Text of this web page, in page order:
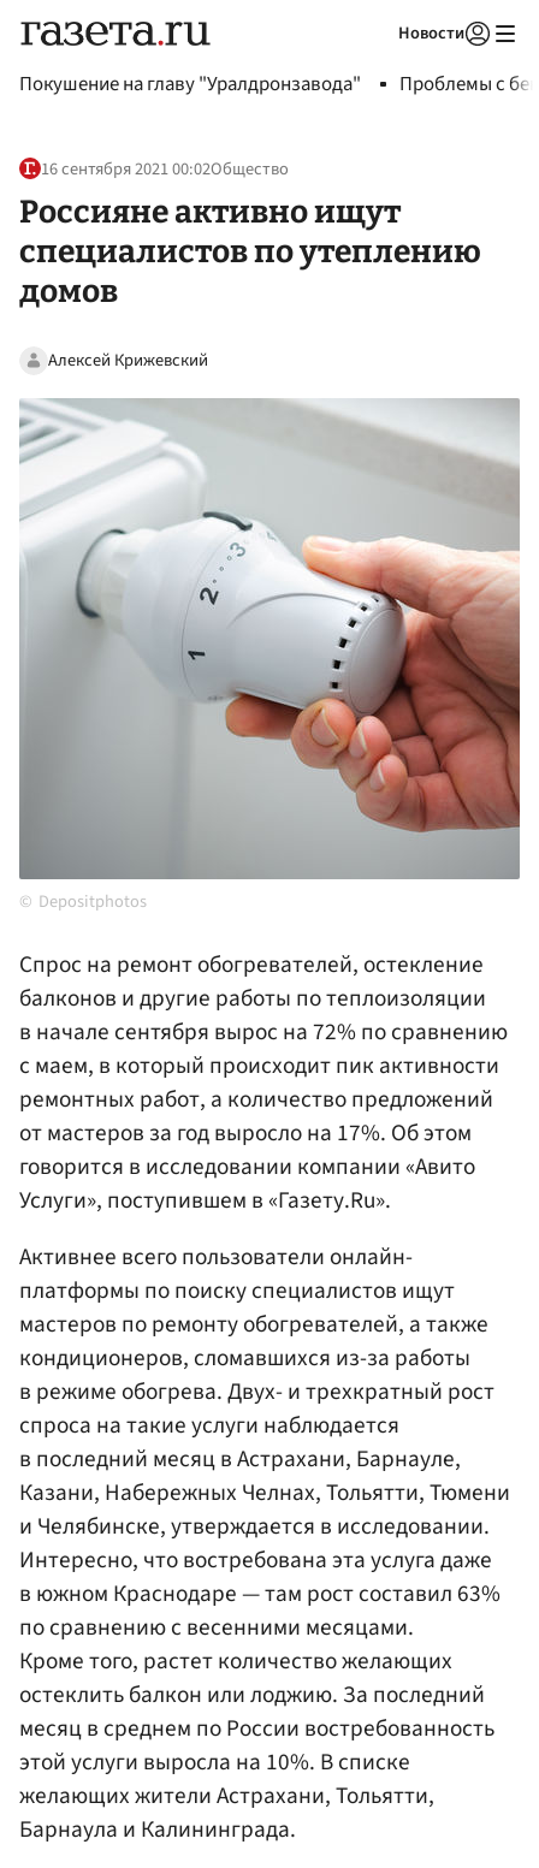
Новости
Покушение на главу "Уралдронзавода" Проблемы с
16 сентября 2021 00:02Общество
Россияне активно ищут
специалистов по утеплению
домов
Алексей Крижевский
Depositphotos
Спрос на ремонт обогревателей, остекление
балконов и другие работы по теплоизоляции
в начале сентября вырос на 72% по сравнению
с маем, в который происходит пик активности
ремонтных работ, а количество предложений
от мастеров за год выросло на 17%. Об этом
говорится в исследовании компании «Авито
Услуги», поступившем в «Газету.Ru».
Активнее всего пользователи онлайн-
платформы по поиску специалистов ищут
мастеров по ремонту обогревателей, а также
кондиционеров, сломавшихся из-за работы
в режиме обогрева. Двух- и трехкратный рост
спроса на такие услуги наблюдается
в последний месяц в Астрахани, Барнауле,
Казани, Набережных Челнах, Тольятти, Тюмени
и Челябинске, утверждается в исследовании.
Интересно, что востребована эта услуга даже
в южном Краснодаре — там рост составил 63%
по сравнению с весенними месяцами.
Кроме того, растет количество желающих
остеклить балкон или лоджию. За последний
месяц в среднем по России востребованность
этой услуги выросла на 10%. В списке
желающих жители Астрахани, Тольятти,
Барнаула и Калининграда.